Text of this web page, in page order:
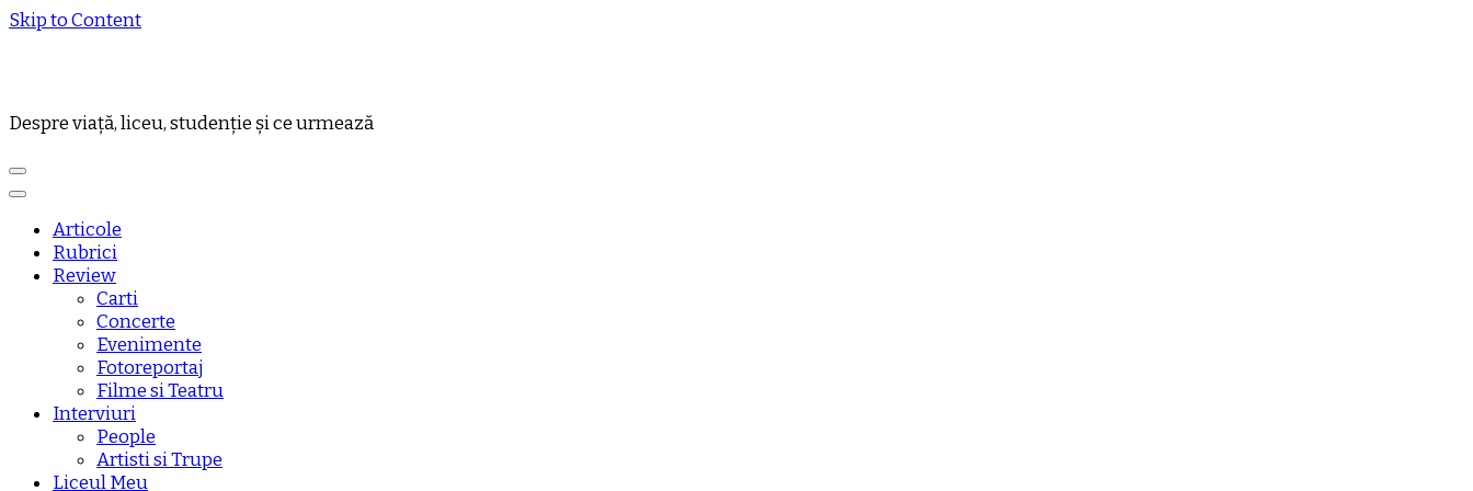
Skip to Content
Despre viață, liceu, studenție și ce urmează
Articole
Rubrici
Review
Carti
Concerte
Evenimente
Fotoreportaj
Filme si Teatru
Interviuri
People
Artisti si Trupe
Liceul Meu